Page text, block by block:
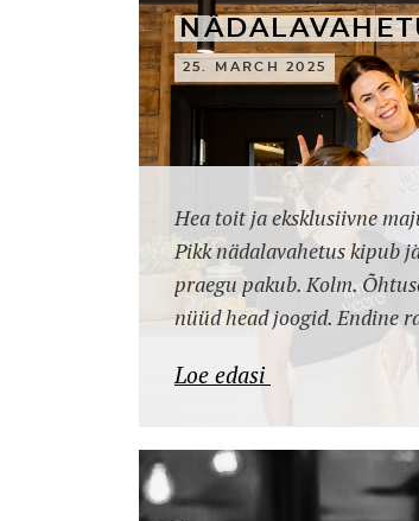
25. MARCH 2025
Hea toit ja eksklusiivne
Pikk nädalavahetus kipub
praegu pakub. Kolm.
nüüd head joogid. Endine
Loe edasi